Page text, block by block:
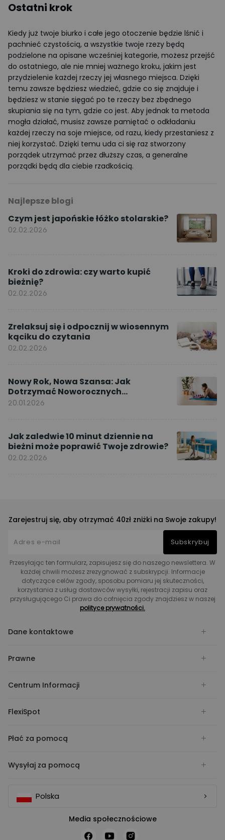
Ostatni krok
Kiedy już twoje biurko i całe jego otoczenie będzie lśnić i
pachnieć czystością, a wszystkie twoje rzezy będą
podzielone na opisane wcześniej kategorie, możesz przejść
do ostatniego, ale nie mniej ważnego kroku, jakim jest
przydzielenie każdej rzeczy jej własnego miejsca. Dzięki
temu zawsze będziesz wiedzieć, gdzie co się znajduje i
będziesz w stanie sięgać po te rzeczy bez zbędnego
skupiania się na tym, gdzie co jest. Aby jednak ta metoda
mogła działać, musisz zawsze pamiętać o odkładaniu
każdej rzeczy na soje miejsce, od razu, kiedy przestaniesz z
niej korzystać. Dzięki temu uda ci się raz stworzony
porządek utrzymać przez dłuższy czas, a generalne
porządki będą dla ciebie rzadkością.
Najlepsze blogi
Czym jest japońskie łóżko stolarskie?
02.02.2026
Kroki do zdrowia: czy warto kupić
bieżnię?
02.02.2026
Zrelaksuj się i odpocznij w wiosennym
kąciku do czytania
02.02.2026
Nowy Rok, Nowa Szansa: Jak
Dotrzymać Noworocznych
Postanowień dzięki ćwiczeniom w
20.01.2026
Jak zaledwie 10 minut dziennie na
bieżni może poprawić Twoje zdrowie?
02.02.2026
Zarejestruj się, aby otrzymać 40zł zniżki na Swoje zakupy!
Subskrybuj
Przesyłając ten formularz, zapisujesz się do naszego newslettera. W
każdej chwili możesz zrezygnować z subskrypcji. Informacje
dotyczące celów zgody, sposobu pomiaru jej skuteczności,
korzystania z usług dostawców wysyłki, rejestracji zapisu oraz
przysługującego Ci prawa do cofnięcia zgody znajdziesz w naszej
polityce prywatności.
Dane kontaktowe
Prawne
Centrum Informacji
FlexiSpot
Płać za pomocą
Wysyłaj za pomocą
Polska
Media społecznościowe